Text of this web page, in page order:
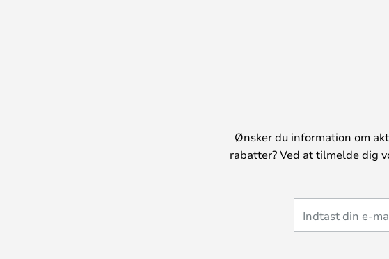
Ønsker du information om
rabatter? Ved at tilmelde dig